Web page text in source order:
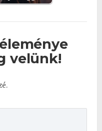
velünk!